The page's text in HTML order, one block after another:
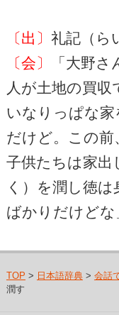
〔出〕 礼記（ら
〔会〕
「大野
人が土地の買
いなりっぱな
だけど。この前
子供たちは家出
く）を潤し徳
ばかりだけどな
TOP > 日本語辞典> 会話
潤す